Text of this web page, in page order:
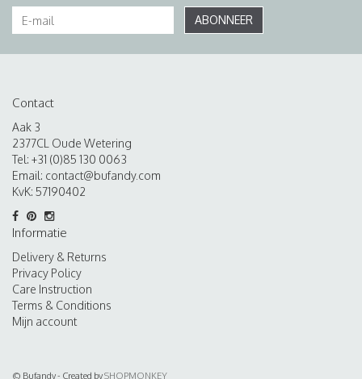
ABONNEER
Contact
Aak 3
2377CL Oude Wetering
Tel: +31 (0)85 130 0063
Email: contact@bufandy.com
KvK: 57190402
Informatie
Delivery & Returns
Privacy Policy
Care Instruction
Terms & Conditions
Mijn account
© Bufandy - Created bySHOPMONKEY